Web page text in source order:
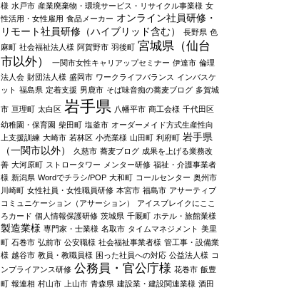
様 水戸市 産業廃棄物・環境サービス・リサイクル事業様 女
性活用・女性雇用 食品メーカー オンライン社員研修・
リモート社員研修（ハイブリッド含む）
長野県 色
麻町 社会福祉法人様 阿賀野市 羽後町 宮城県（仙台
市以外）
一関市女性キャリアップセミナー 伊達市 倫理
法人会 財団法人様 盛岡市 ワークライフバランス インバスケ
ット 福島県 定着支援 男鹿市 そば味音痴の蕎麦ブログ 多賀城
市 亘理町 太白区 岩手県 八幡平市 商工会様 千代田区
幼稚園・保育園 柴田町 塩釜市 オーダーメイド方式生産性向
上支援訓練 大崎市 若林区 小売業様 山田町 利府町 岩手県
（一関市以外）
久慈市 蕎麦ブログ 成果を上げる業務改
善 大河原町 ストロータワー メンター研修 福祉・介護事業者
様 新潟県 Wordでチラシ/POP 大和町 コールセンター 奥州市
川崎町 女性社員・女性職員研修 本宮市 福島市 アサーティブ
コミュニケーション（アサーション）
アイスブレイクにここ
ろカード 個人情報保護研修 茨城県 千厩町 ホテル・旅館業様
製造業様 専門家・士業様 名取市 タイムマネジメント 美里
町 石巻市 弘前市 公安職様 社会福祉事業者様 管工事・設備業
様 越谷市 教員・教職員様 困った社員への対応 公益法人様 コ
ンプライアンス研修 公務員・官公庁様 花巻市 飯豊
町 報連相 村山市 上山市 青森県 建設業・建設関連業様 酒田